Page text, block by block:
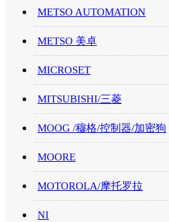
METSO AUTOMATION
METSO 美卓
MICROSET
MITSUBISHI/三菱
MOOG /穆格/控制器/加密狗
MOORE
MOTOROLA/摩托罗拉
NI